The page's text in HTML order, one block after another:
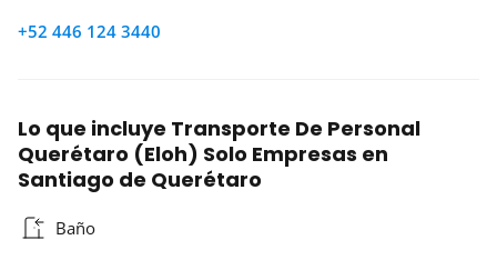
+52 446 124 3440
Lo que incluye Transporte De Personal
Querétaro (Eloh) Solo Empresas en
Santiago de Querétaro
Baño